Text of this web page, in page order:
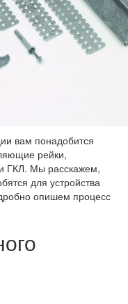
вам понадобится
рейки,
ГКЛ. Мы расскажем,
для устройства
опишем процесс